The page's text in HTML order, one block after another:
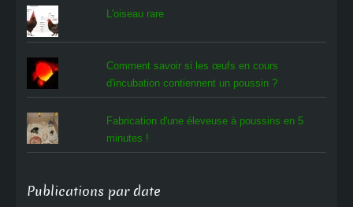
L'oiseau rare
Comment savoir si les œufs en cours
d'incubation contiennent un poussin ?
Fabrication d'une éleveuse à poussins en 5
minutes !
Publications par date